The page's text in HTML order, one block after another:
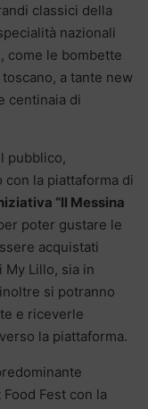
classici della
nazionali
come le bombette
a tante new
centinaia di
pubblico,
con la piattaforma di
“Il Messina
poter gustare le
acquistati
My Lillo, sia in
si potranno
e riceverle
la piattaforma.
Fest con la